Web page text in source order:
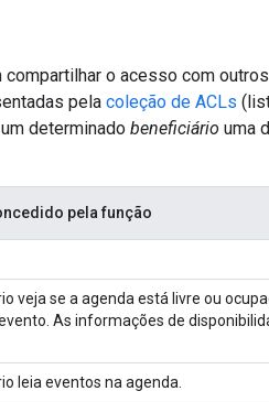
compartilhar o acesso com
pela coleção de ACLs
determinado beneficiário uma
pela função
veja se a agenda está livre ou
As informações de
leia eventos na agenda.